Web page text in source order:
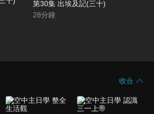
第30集 出埃及記(三十)
28分鐘
收合